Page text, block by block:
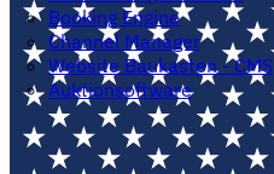
Booking Engine
Channel Manager
Website Baukasten - CMS
Auktionsoftware